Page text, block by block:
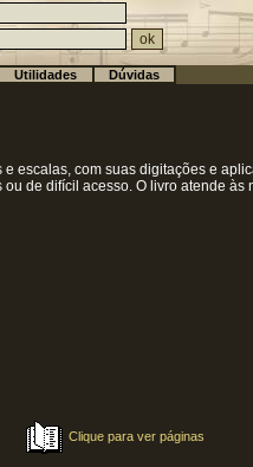
Utilidades Dúvidas
escalas, com suas digitações e
de difícil acesso. O livro atende
Clique para ver páginas